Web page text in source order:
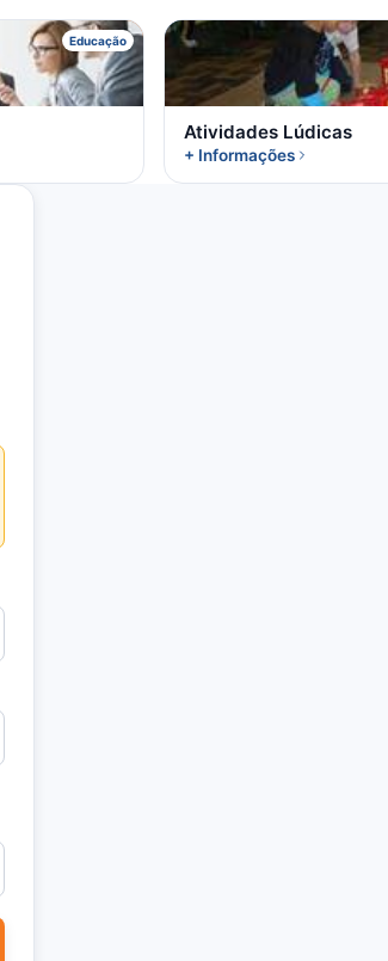
Educação A
Atividades Lúdicas
+ Informações